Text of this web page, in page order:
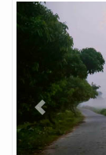
Previous